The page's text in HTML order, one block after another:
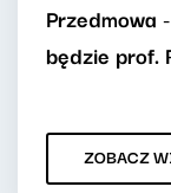
Przedmowa
będzie prof.
ZOBACZ